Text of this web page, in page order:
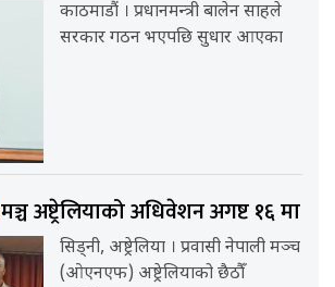
काठमाडौं । प्रधानमन्त्री बालेन साहले
सरकार गठन भएपछि सुधार आएका
मञ्च अष्ट्रेलियाको अधिवेशन अगष्ट १६ मा
सिड्नी, अष्ट्रेलिया । प्रवासी नेपाली मञ्च
(ओएनएफ) अष्ट्रेलियाको छैठौँ